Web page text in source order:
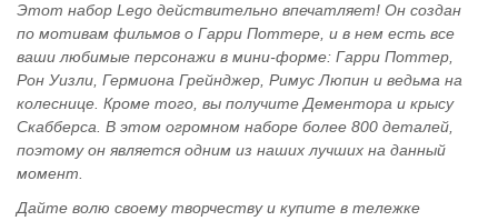
Этот набор Lego действительно впечатляет! Он создан
по мотивам фильмов о Гарри Поттере, и в нем есть все
ваши любимые персонажи в мини-форме: Гарри Поттер,
Рон Уизли, Гермиона Грейнджер, Римус Люпин и ведьма на
колеснице. Кроме того, вы получите Дементора и крысу
Скабберса. В этом огромном наборе более 800 деталей,
поэтому он является одним из наших лучших на данный
момент.
Дайте волю своему творчеству и купите в тележке